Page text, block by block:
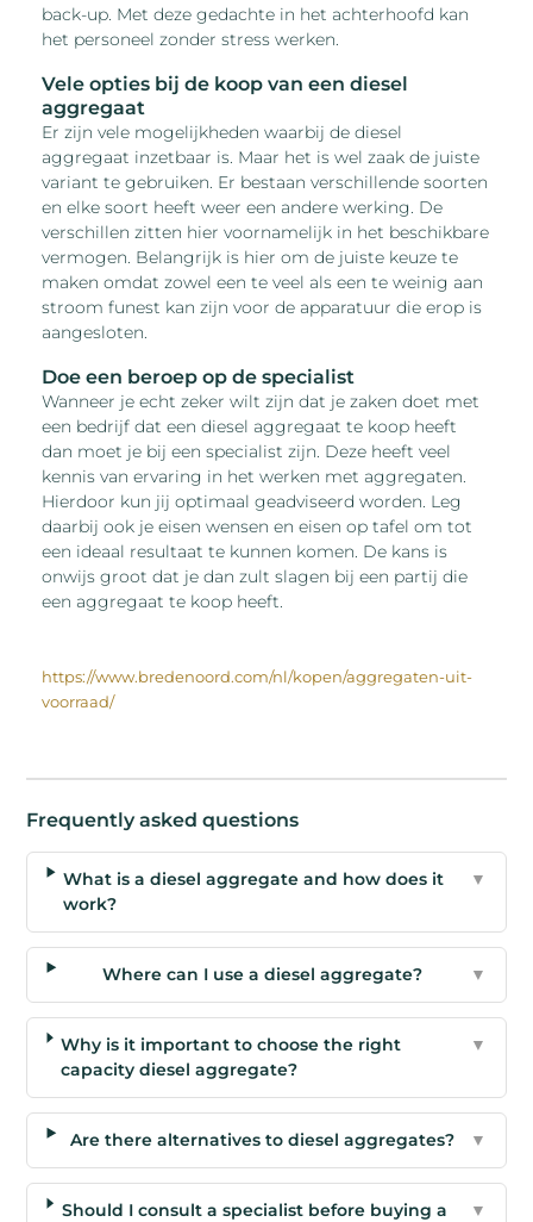
back-up. Met deze gedachte in het achterhoofd kan
het personeel zonder stress werken.
Vele opties bij de koop van een diesel
aggregaat
Er zijn vele mogelijkheden waarbij de diesel
aggregaat inzetbaar is. Maar het is wel zaak de juiste
variant te gebruiken. Er bestaan verschillende soorten
en elke soort heeft weer een andere werking. De
verschillen zitten hier voornamelijk in het beschikbare
vermogen. Belangrijk is hier om de juiste keuze te
maken omdat zowel een te veel als een te weinig aan
stroom funest kan zijn voor de apparatuur die erop is
aangesloten.
Doe een beroep op de specialist
Wanneer je echt zeker wilt zijn dat je zaken doet met
een bedrijf dat een diesel aggregaat te koop heeft
dan moet je bij een specialist zijn. Deze heeft veel
kennis van ervaring in het werken met aggregaten.
Hierdoor kun jij optimaal geadviseerd worden. Leg
daarbij ook je eisen wensen en eisen op tafel om tot
een ideaal resultaat te kunnen komen. De kans is
onwijs groot dat je dan zult slagen bij een partij die
een aggregaat te koop heeft.
https://www.bredenoord.com/nl/kopen/aggregaten-uit-
voorraad/
Frequently asked questions
What is a diesel aggregate and how does it
work?
▼
Where can I use a diesel aggregate? ▼
Why is it important to choose the right
capacity diesel aggregate?
▼
Are there alternatives to diesel aggregates? ▼
Should I consult a specialist before buying a
▼